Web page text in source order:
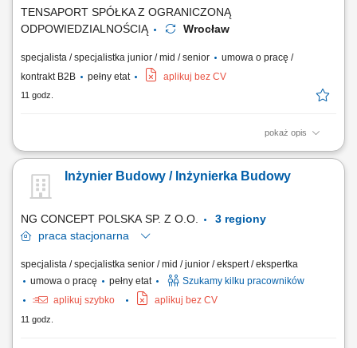
TENSAPORT SPÓŁKA Z OGRANICZONĄ
ODPOWIEDZIALNOŚCIĄ
Wrocław
specjalista / specjalistka junior / mid / senior
umowa o pracę /
kontrakt B2B
pełny etat aplikuj bez CV
11 godz.
pokaż opis
Zadania: Bezpośrednie nadzorowanie robót elektroenergetycznych pod
własnych oraz podwykonawców na terenie budowy; Przygotowywanie
obmiarów, kosztorysów, zestawień sprzętowo-materiałowych i rozliczeń;
Inżynier Budowy / Inżynierka Budowy
NG CONCEPT POLSKA SP. Z O.O.
praca stacjonarna
specjalista / specjalistka senior / mid / junior / ekspert / ekspertka
umowa o pracę
pełny etat
Szukamy kilku pracowników
aplikuj szybko
aplikuj bez CV
11 godz.